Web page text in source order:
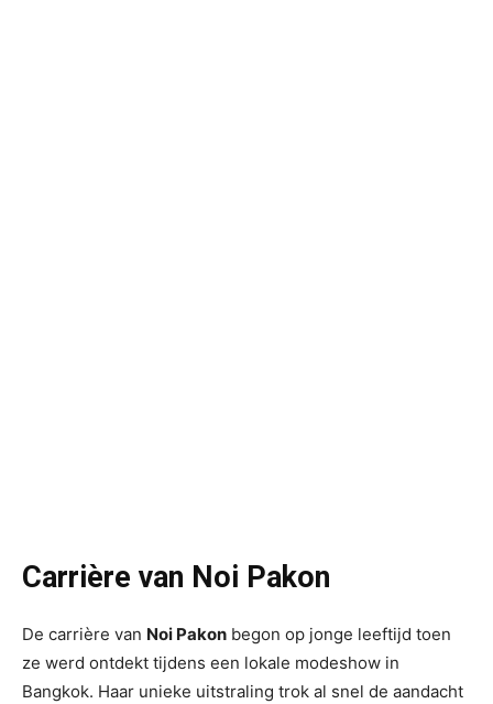
Carrière van Noi Pakon
De carrière van Noi Pakon begon op jonge leeftijd toen
ze werd ontdekt tijdens een lokale modeshow in
Bangkok. Haar unieke uitstraling trok al snel de aandacht